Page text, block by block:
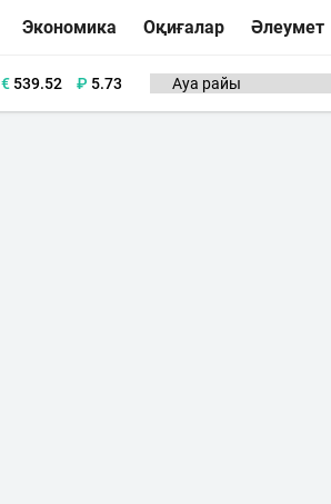
Экономика Оқиғалар Әлеумет
€539.52 ₽ 5.73